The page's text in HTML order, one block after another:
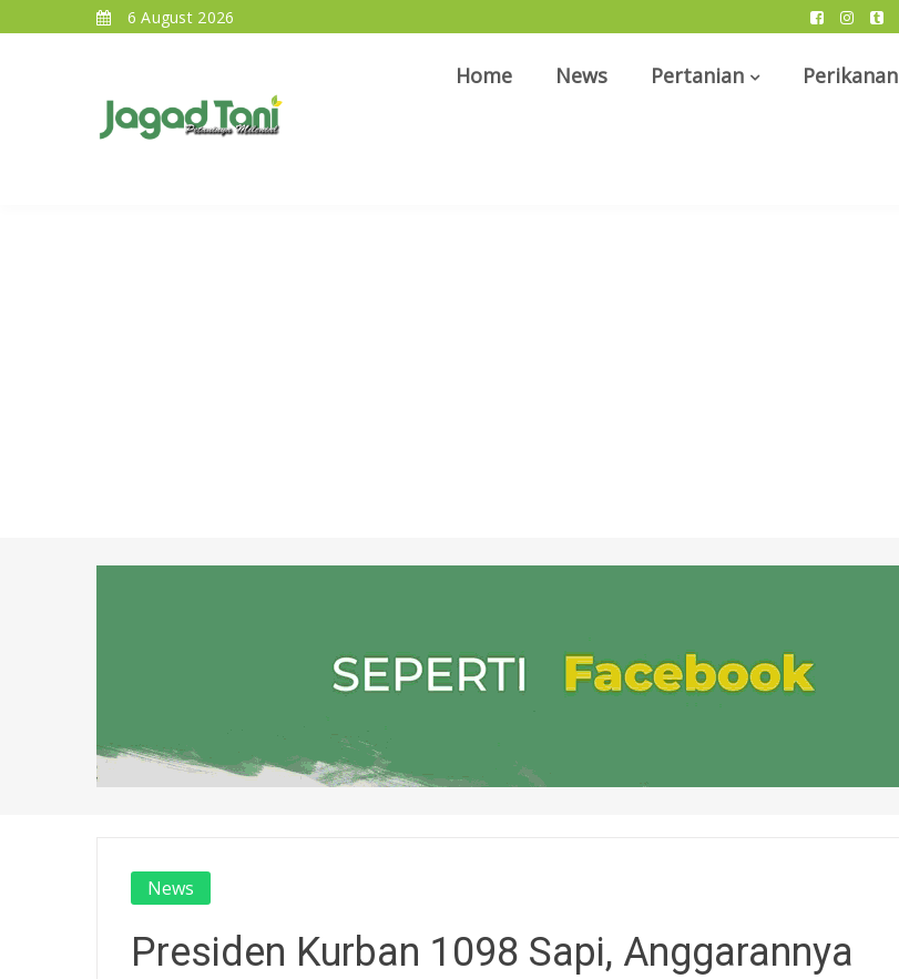
6 August 2026
Home News Pertanian Perikanan
News
Presiden Kurban 1098 Sapi, Anggarannya